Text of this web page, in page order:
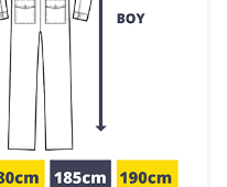
garantisi
zamanında
destekleriz.